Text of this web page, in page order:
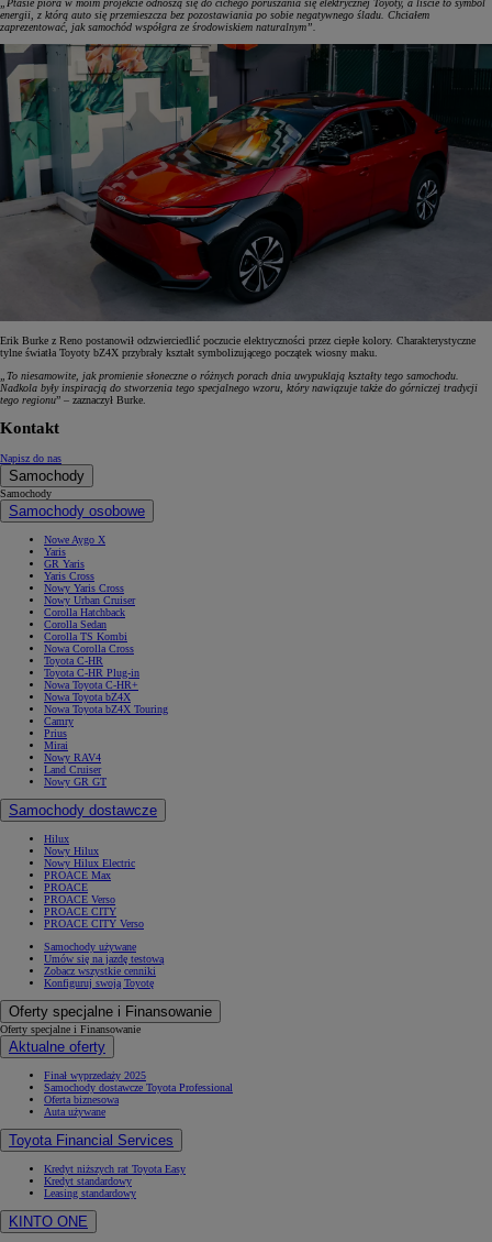
„Ptasie pióra w moim projekcie odnoszą się do cichego poruszania się elektrycznej Toyoty, a liście to symbol
energii, z którą auto się przemieszcza bez pozostawiania po sobie negatywnego śladu. Chciałem
zaprezentować, jak samochód współgra ze środowiskiem naturalnym”.
Erik Burke z Reno postanowił odzwierciedlić poczucie elektryczności przez ciepłe kolory. Charakterystyczne
tylne światła Toyoty bZ4X przybrały kształt symbolizującego początek wiosny maku.
„To niesamowite, jak promienie słoneczne o różnych porach dnia uwypuklają kształty tego samochodu.
Nadkola były inspiracją do stworzenia tego specjalnego wzoru, który nawiązuje także do górniczej tradycji
tego regionu” – zaznaczył Burke.
Kontakt
Napisz do nas
Samochody
Samochody
Samochody osobowe
Nowe Aygo X
Yaris
GR Yaris
Yaris Cross
Nowy Yaris Cross
Nowy Urban Cruiser
Corolla Hatchback
Corolla Sedan
Corolla TS Kombi
Nowa Corolla Cross
Toyota C-HR
Toyota C-HR Plug-in
Nowa Toyota C-HR+
Nowa Toyota bZ4X
Nowa Toyota bZ4X Touring
Camry
Prius
Mirai
Nowy RAV4
Land Cruiser
Nowy GR GT
Samochody dostawcze
Hilux
Nowy Hilux
Nowy Hilux Electric
PROACE Max
PROACE
PROACE Verso
PROACE CITY
PROACE CITY Verso
Samochody używane
Umów się na jazdę testową
Zobacz wszystkie cenniki
Konfiguruj swoją Toyotę
Oferty specjalne i Finansowanie
Oferty specjalne i Finansowanie
Aktualne oferty
Finał wyprzedaży 2025
Samochody dostawcze Toyota Professional
Oferta biznesowa
Auta używane
Toyota Financial Services
Kredyt niższych rat Toyota Easy
Kredyt standardowy
Leasing standardowy
KINTO ONE